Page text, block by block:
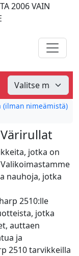
2006VAIN
(ilman nimeämistä)
jotka on
nauhoja, jotka
2510:lle
jotka
auttaen
ja
2510 tarvikkeilla